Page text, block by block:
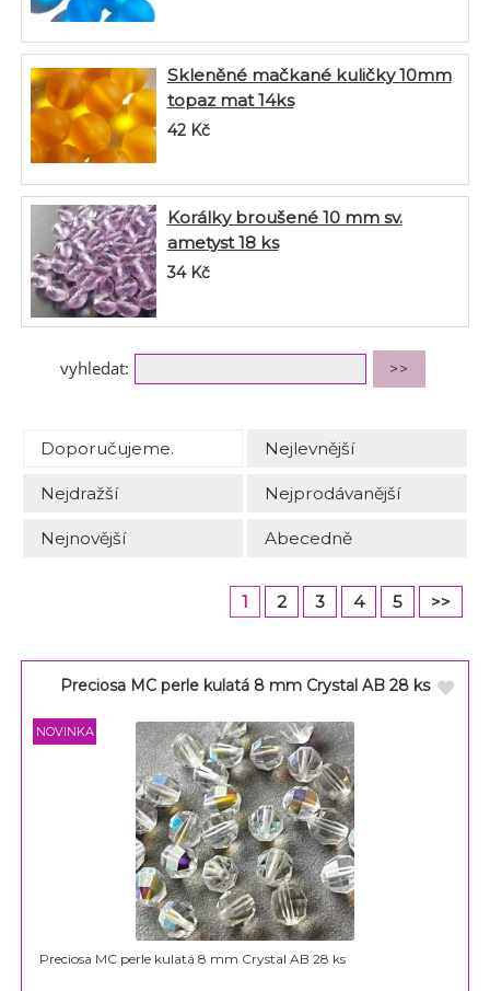
Skleněné mačkané kuličky 10mm
topaz mat 14ks
42 Kč
Korálky broušené 10 mm sv.
ametyst 18 ks
34 Kč
vyhledat:
Doporučujeme. Nejlevnější
Nejdražší Nejprodávanější
Nejnovější Abecedně
1 2 3 4 5 >>
Preciosa MC perle kulatá 8 mm Crystal AB 28 ks
Preciosa MC perle kulatá 8 mm Crystal AB 28 ks